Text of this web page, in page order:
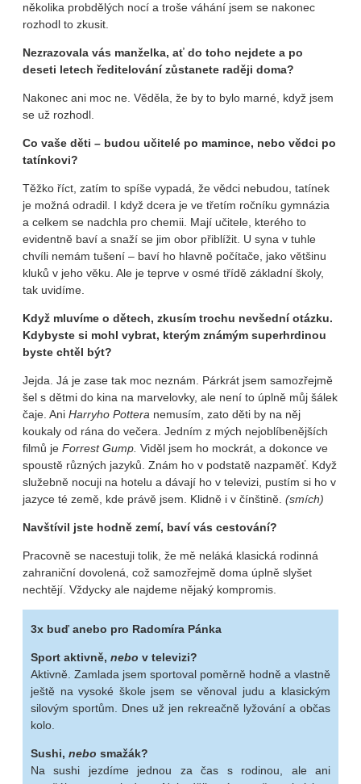
několika probdělých nocí a troše váhání jsem se nakonec
rozhodl to zkusit.
Nezrazovala vás manželka, ať do toho nejdete a po
deseti letech ředitelování zůstanete raději doma?
Nakonec ani moc ne. Věděla, že by to bylo marné, když jsem
se už rozhodl.
Co vaše děti – budou učitelé po mamince, nebo vědci po
tatínkovi?
Těžko říct, zatím to spíše vypadá, že vědci nebudou, tatínek
je možná odradil. I když dcera je ve třetím ročníku gymnázia
a celkem se nadchla pro chemii. Mají učitele, kterého to
evidentně baví a snaží se jim obor přiblížit. U syna v tuhle
chvíli nemám tušení – baví ho hlavně počítače, jako většinu
kluků v jeho věku. Ale je teprve v osmé třídě základní školy,
tak uvidíme.
Když mluvíme o dětech, zkusím trochu nevšední otázku.
Kdybyste si mohl vybrat, kterým známým superhrdinou
byste chtěl být?
Jejda. Já je zase tak moc neznám. Párkrát jsem samozřejmě
šel s dětmi do kina na marvelovky, ale není to úplně můj šálek
čaje. Ani Harryho Pottera nemusím, zato děti by na něj
koukaly od rána do večera. Jedním z mých nejoblíbenějších
filmů je Forrest Gump. Viděl jsem ho mockrát, a dokonce ve
spoustě různých jazyků. Znám ho v podstatě nazpaměť. Když
služebně nocuji na hotelu a dávají ho v televizi, pustím si ho v
jazyce té země, kde právě jsem. Klidně i v čínštině. (smích)
Navštívil jste hodně zemí, baví vás cestování?
Pracovně se nacestuji tolik, že mě neláká klasická rodinná
zahraniční dovolená, což samozřejmě doma úplně slyšet
nechtějí. Vždycky ale najdeme nějaký kompromis.
3x buď anebo pro Radomíra Pánka
Sport aktivně, nebo v televizi?
Aktivně. Zamlada jsem sportoval poměrně hodně a vlastně
ještě na vysoké škole jsem se věnoval judu a klasickým
silovým sportům. Dnes už jen rekreačně lyžování a občas
kolo.
Sushi, nebo smažák?
Na sushi jezdíme jednou za čas s rodinou, ale ani